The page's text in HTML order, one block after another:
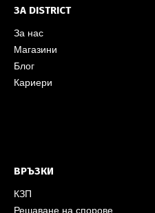
ЗА DISTRICT
За нас
Магазини
Блог
Кариери
ВРЪЗКИ
КЗП
Решаване на спорове